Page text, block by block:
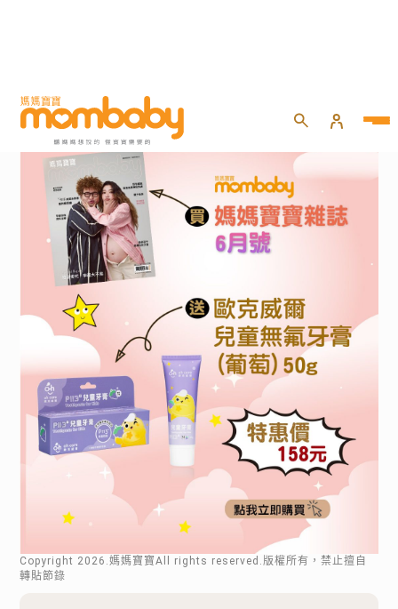
Copyright 2026 .媽媽寶寶All rights reserved.版權所有，禁止擅自
轉貼節錄